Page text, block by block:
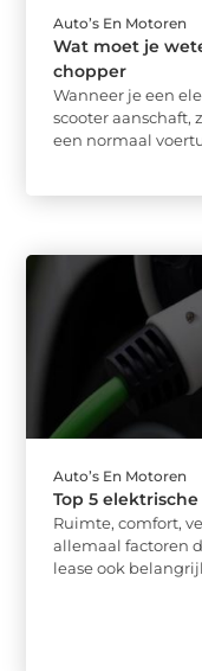
Auto’s En Motoren
Wat moet je
chopper
Wanneer je een
scooter aanschaft,
een normaal
Auto’s En Motoren
Top 5
Ruimte, comfort,
allemaal factoren
lease ook